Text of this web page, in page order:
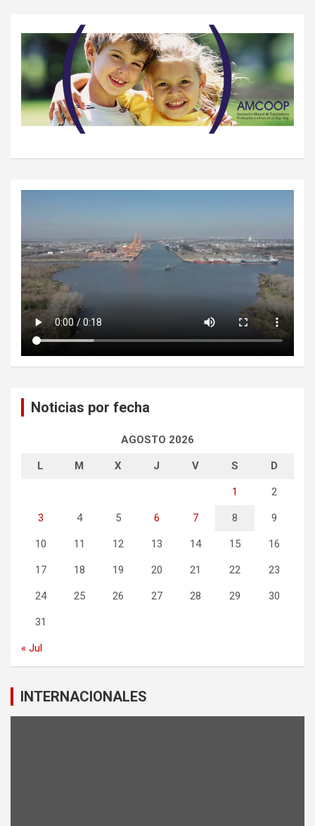
Noticias por fecha
AGOSTO 2026
L M X J V S D
1 2
3 4 5 6 7 8 9
10 11 12 13 14 15 16
17 18 19 20 21 22 23
24 25 26 27 28 29 30
31
« Jul
INTERNACIONALES